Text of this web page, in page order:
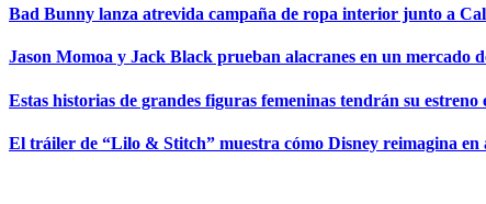
Bad Bunny lanza atrevida campaña de ropa interior junto a
Jason Momoa y Jack Black prueban alacranes en un mercado
Estas historias de grandes figuras femeninas tendrán su estreno
El tráiler de “Lilo & Stitch” muestra cómo Disney reimagina en